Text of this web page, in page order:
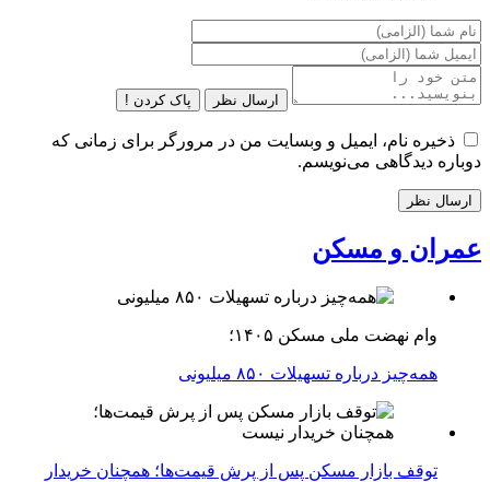
ارسال نظر پاک کردن !
ذخیره نام، ایمیل و وبسایت من در مرورگر برای زمانی که
دوباره دیدگاهی می‌نویسم.
عمران و مسکن
وام نهضت ملی مسکن ۱۴۰۵؛
همه‌چیز درباره تسهیلات ۸۵۰ میلیونی
توقف بازار مسکن پس از پرش قیمت‌ها؛ همچنان خریدار